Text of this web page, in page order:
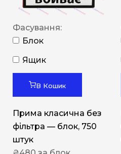
Фасування:
Блок
Ящик
В Кошик
Прима класична без
фільтра — блок, 750
штук